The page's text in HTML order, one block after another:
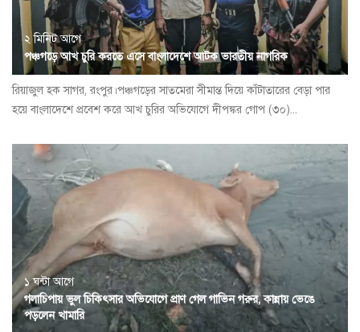
২ মিনিট আগে
পঞ্চগড়ে আখ চুরি করতে এসে বাংলাদেশে আটক ভারতীয় নাগরিক
রিয়াজুল হক সাগর, রংপুর।পঞ্চগড়ের সাতমেরা সীমান্ত দিয়ে কাঁটাতারের বেড়া পার
হয়ে বাংলাদেশে প্রবেশ করে আখ চুরির অভিযোগে দীপঙ্কর গোপ (৩০)...
১ ঘন্টা আগে
গলাচিপায় ভুল চিকিৎসার অভিযোগে প্রাণ গেল গাভিন গরুর, কান্নায় ভেঙে
পড়লেন খামারি